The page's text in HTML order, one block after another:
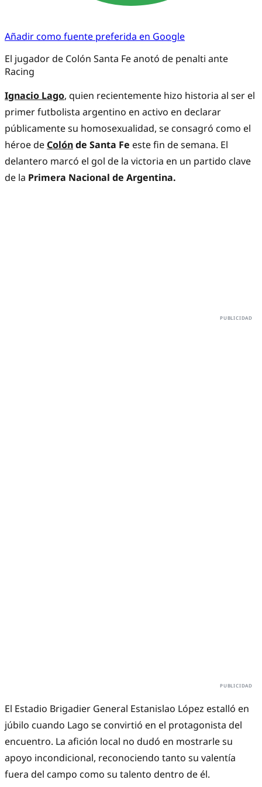
Añadir como fuente preferida en Google
El jugador de Colón Santa Fe anotó de penalti ante
Racing
Ignacio Lago, quien recientemente hizo historia al ser el
primer futbolista argentino en activo en declarar
públicamente su homosexualidad, se consagró como el
héroe de Colónde Santa Fe este fin de semana. El
delantero marcó el gol de la victoria en un partido clave
de la Primera Nacional de Argentina.
El Estadio Brigadier General Estanislao López estalló en
júbilo cuando Lago se convirtió en el protagonista del
encuentro. La afición local no dudó en mostrarle su
apoyo incondicional, reconociendo tanto su valentía
fuera del campo como su talento dentro de él.